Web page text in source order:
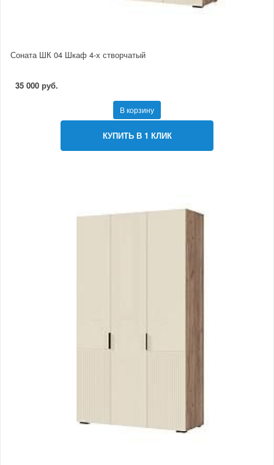
Соната ШК 04 Шкаф 4-х створчатый
35 000 руб.
В корзину
КУПИТЬ В 1 КЛИК